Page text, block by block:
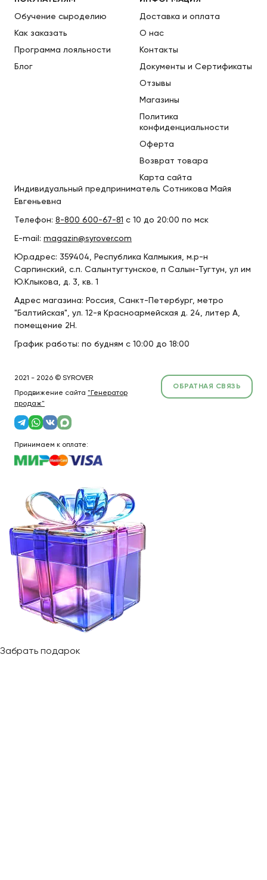
Обучение сыроделию
Как заказать
Программа лояльности
Блог
Доставка и оплата
О нас
Контакты
Документы и Сертификаты
Отзывы
Магазины
Политика
конфиденциальности
Оферта
Возврат товара
Карта сайта
Индивидуальный предприниматель Сотникова Майя
Евгеньевна
Телефон: 8-800 600-67-81 с 10 до 20:00 по мск
E-mail: magazin@syrover.com
Юр.адрес: 359404, Республика Калмыкия, м.р-н
Сарпинский, с.п. Салынтугтунское, п Салын-Тугтун, ул им
Ю.Клыкова, д. 3, кв. 1
Адрес магазина: Россия, Санкт-Петербург, метро
"Балтийская", ул. 12-я Красноармейская д. 24, литер А,
помещение 2Н.
График работы: по будням с 10:00 до 18:00
2021 - 2026 © SYROVER
Продвижение сайта "Генератор
продаж"
ОБРАТНАЯ СВЯЗЬ
Принимаем к оплате:
Забрать подарок